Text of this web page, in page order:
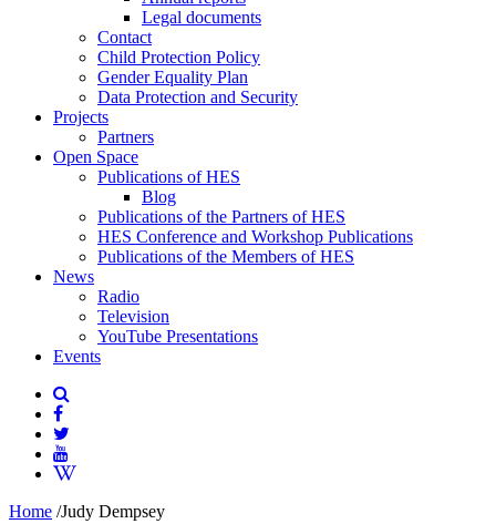
Legal documents
Contact
Child Protection Policy
Gender Equality Plan
Data Protection and Security
Projects
Partners
Open Space
Publications of HES
Blog
Publications of the Partners of HES
HES Conference and Workshop Publications
Publications of the Members of HES
News
Radio
Television
YouTube Presentations
Events
Home /Judy Dempsey